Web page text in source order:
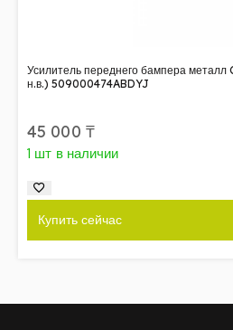
Усилитель переднего бампера
н.в.) 509000474ABDYJ
45 000 ₸
1 шт в наличии
Купить сейчас